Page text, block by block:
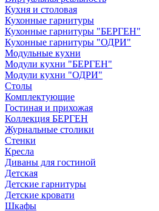
Кухня и столовая
Кухонные гарнитуры
Кухонные гарнитуры "БЕРГЕН"
Кухонные гарнитуры "ОДРИ"
Модульные кухни
Модули кухни "БЕРГЕН"
Модули кухни "ОДРИ"
Столы
Комплектующие
Гостиная и прихожая
Коллекция БЕРГЕН
Журнальные столики
Стенки
Кресла
Диваны для гостиной
Детская
Детские гарнитуры
Детские кровати
Шкафы